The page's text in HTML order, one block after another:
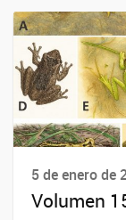
5 de enero de
Volumen